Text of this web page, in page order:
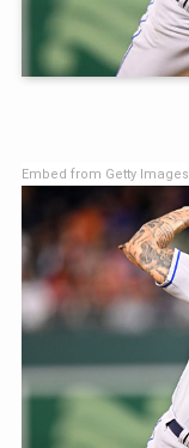
Embed from Getty Images